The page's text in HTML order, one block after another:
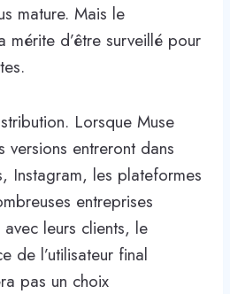
mature. Mais le
mérite d’être surveillé pour
Lorsque Muse
versions entreront dans
Instagram, les plateformes
entreprises
leurs clients, le
de l’utilisateur final
pas un choix